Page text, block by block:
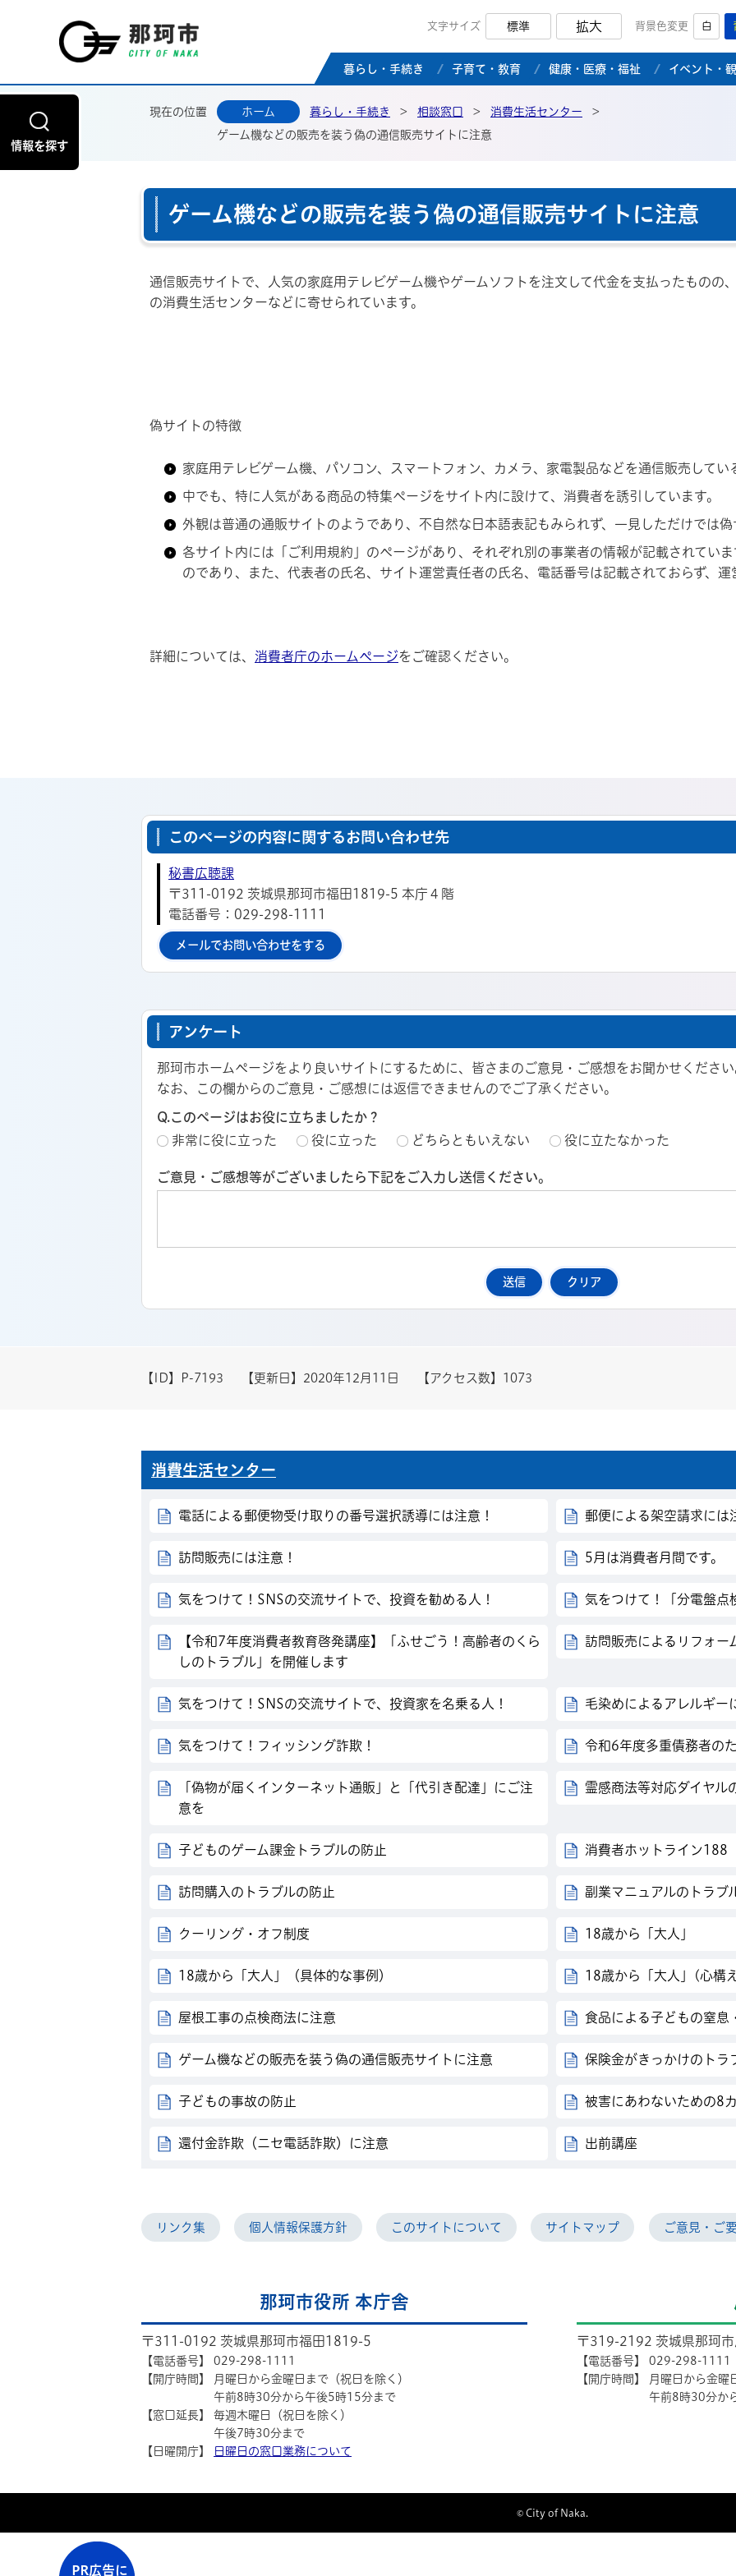
那珂市公式ホームページ
文字サイズ 標準 拡大 背景色変更 白
暮らし・手続き 子育て・教育 健康・医療・福祉 イベント・
情報を探す
現在の位置 ホーム 暮らし・手続き > 相談窓口 > 消費生活センター
>
ゲーム機などの販売を装う偽の通信販売サイトに注意
ゲーム機などの販売を装う偽の通信販売サイトに注意
通信販売サイトで、人気の家庭用テレビゲーム機やゲームソフトを注文して代金を支払ったものの
の消費生活センターなどに寄せられています。
偽サイトの特徴
家庭用テレビゲーム機、パソコン、スマートフォン、カメラ、家電製品などを通信販売してい
中でも、特に人気がある商品の特集ページをサイト内に設けて、消費者を誘引しています。
外観は普通の通販サイトのようであり、不自然な日本語表記もみられず、一見しただけでは
各サイト内には「ご利用規約」のページがあり、それぞれ別の事業者の情報が記載されてい
のであり、また、代表者の氏名、サイト運営責任者の氏名、電話番号は記載されておらず、
詳細については、 消費者庁のホームページをご確認ください。
このページの内容に関するお問い合わせ先
秘書広聴課
〒311-0192 茨城県那珂市福田1819-5 本庁４階
電話番号：029-298-1111
メールでお問い合わせをする
アンケート
那珂市ホームページをより良いサイトにするために、皆さまのご意見・ご感想をお聞かせくださ
なお、この欄からのご意見・ご感想には返信できませんのでご了承ください。
Q.このページはお役に立ちましたか？
非常に役に立った
役に立った どちらともいえない 役に立たなかった
ご意見・ご感想等がございましたら下記をご入力し送信ください。
【ID】 P-7193 【更新日】 2020年12月11日 【アクセス数】 1073
消費生活センター
電話による郵便物受け取りの番号選択誘導には注意！ 郵便による架空請求には
訪問販売には注意！ 5月は消費者月間です。
気をつけて！SNSの交流サイトで、投資を勧める人！ 気をつけて！「分電盤点
【令和7年度消費者教育啓発講座】「ふせごう！高齢者のくら
しのトラブル」を開催します
訪問販売によるリフォー
気をつけて！SNSの交流サイトで、投資家を名乗る人！ 毛染めによるアレルギー
気をつけて！フィッシング詐欺！ 令和6年度多重債務者の
「偽物が届くインターネット通販」と「代引き配達」にご注
意を
霊感商法等対応ダイヤル
子どものゲーム課金トラブルの防止 消費者ホットライン188
訪問購入のトラブルの防止 副業マニュアルのトラブ
クーリング・オフ制度 18歳から「大人」
18歳から「大人」（具体的な事例） 18歳から「大人」(心構
屋根工事の点検商法に注意 食品による子どもの窒
ゲーム機などの販売を装う偽の通信販売サイトに注意 保険金がきっかけのトラ
子どもの事故の防止 被害にあわないための8
還付金詐欺（ニセ電話詐欺）に注意 出前講座
リンク集 個人情報保護方針 このサイトについて サイトマップ ご意見・ご
那珂市役所 本庁舎
〒311-0192 茨城県那珂市福田1819-5
【電話番号】
029-298-1111
【開庁時間】
月曜日から金曜日まで（祝日を除く）
午前8時30分から午後5時15分まで
【窓口延長】
毎週木曜日（祝日を除く）
午後7時30分まで
【日曜開庁】
日曜日の窓口業務について
〒319-2192 茨城県那珂
【電話番号】
029-298-1111
【開庁時間】
月曜日から金曜
午前8時30分か
© City of Naka.
PR広告に